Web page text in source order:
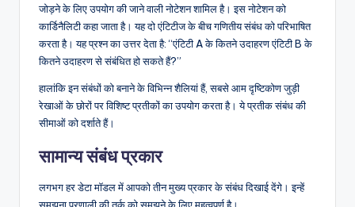
जोड़ने के लिए उपयोग की जाने वाली नोटेशन शामिल है। इस नोटेशन को
कार्डिनैलिटी कहा जाता है। यह दो एंटिटीज के बीच गणितीय संबंध को परिभाषित
करता है। यह प्रश्न का उत्तर देता है: “एंटिटी A के कितने उदाहरण एंटिटी B के
कितने उदाहरण से संबंधित हो सकते हैं?”
हालांकि इन संबंधों को बनाने के विभिन्न शैलियां हैं, सबसे आम दृष्टिकोण जुड़ी
रेखाओं के छोरों पर विशिष्ट प्रतीकों का उपयोग करता है। ये प्रतीक संबंध की
सीमाओं को दर्शाते हैं।
सामान्य संबंध प्रकार
लगभग हर डेटा मॉडल में आपको तीन मुख्य प्रकार के संबंध दिखाई देंगे। इन्हें